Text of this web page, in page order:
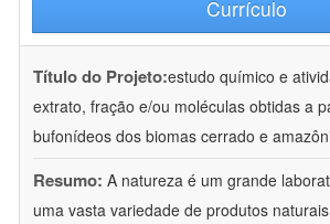
Currículo
Título do Projeto:estudo químico e
extrato, fração e/ou moléculas obtidas a
bufonídeos dos biomas cerrado e
Resumo: A natureza é um grande
uma vasta variedade de produtos